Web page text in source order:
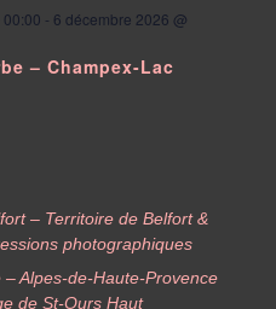
- 6 décembre 2026 @
– Champex-Lac
– Territoire de Belfort &
photographiques
Alpes-de-Haute-Provence
de St-Ours Haut